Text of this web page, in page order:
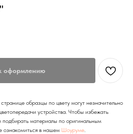
оформлению
образцы по цвету могут незначительно
устройства. Чтобы избежать
подбирать материалы по оригинальным
ознакомиться в нашем Шоуруме.